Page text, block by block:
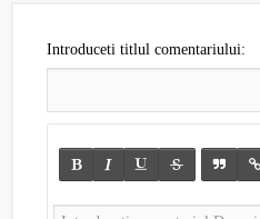
Introduceti titlul comentariului: